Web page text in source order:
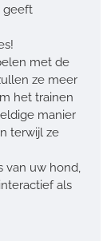
geeft
met de
ze meer
het trainen
manier
terwijl ze
van uw hond,
als